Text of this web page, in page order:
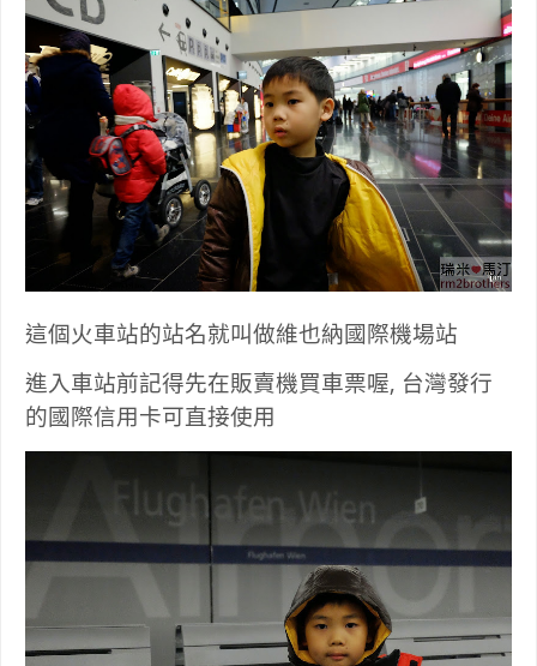
這個火車站的站名就叫做維也納國際機場站
進入車站前記得先在販賣機買車票喔, 台灣發行
的國際信用卡可直接使用